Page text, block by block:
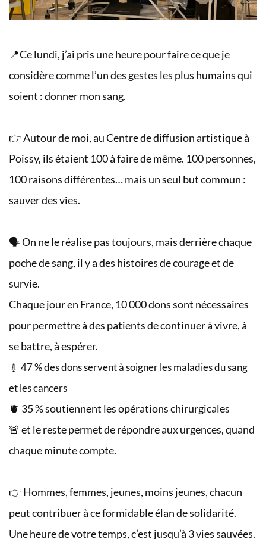
📍Ce lundi, j’ai pris une heure pour faire ce que je
considère comme l’un des gestes les plus humains qui
soient : donner mon sang.
👉 Autour de moi, au Centre de diffusion artistique à
Poissy, ils étaient 100 à faire de même. 100 personnes,
100 raisons différentes… mais un seul but commun :
sauver des vies.
🗣️ On ne le réalise pas toujours, mais derrière chaque
poche de sang, il y a des histoires de courage et de
survie.
Chaque jour en France, 10 000 dons sont nécessaires
pour permettre à des patients de continuer à vivre, à
se battre, à espérer.
💉 47 % des dons servent à soigner les maladies du sang
et les cancers
🫀 35 % soutiennent les opérations chirurgicales
🚨 et le reste permet de répondre aux urgences, quand
chaque minute compte.
👉 Hommes, femmes, jeunes, moins jeunes, chacun
peut contribuer à ce formidable élan de solidarité.
Une heure de votre temps, c’est jusqu’à 3 vies sauvées.